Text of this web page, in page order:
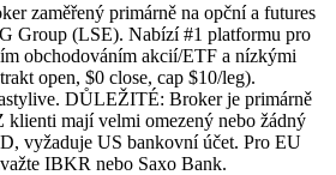
zaměřený primárně na opční a futures
Group (LSE). Nabízí #1 platformu pro
obchodováním akcií/ETF a nízkými
open, $0 close, cap $10/leg).
DŮLEŽITÉ: Broker je primárně
mají velmi omezený nebo žádný
vyžaduje US bankovní účet. Pro EU
IBKR nebo Saxo Bank.